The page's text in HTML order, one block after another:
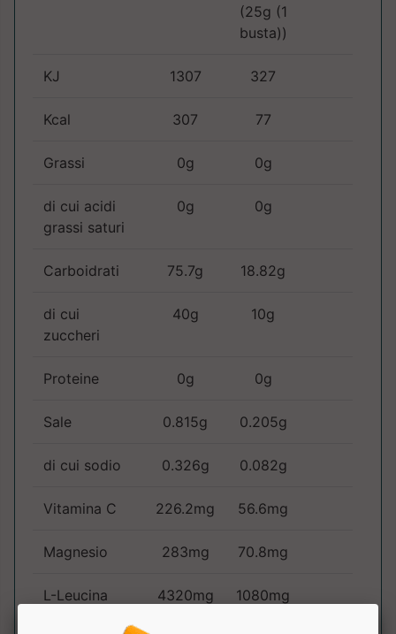
(25g (1
busta))
KJ 1307 327
Kcal 307 77
Grassi 0g 0g
di cui acidi
grassi saturi
0g 0g
Carboidrati 75.7g 18.82g
di cui
zuccheri
40g 10g
Proteine 0g 0g
Sale 0.815g 0.205g
di cui sodio 0.326g 0.082g
Vitamina C 226.2mg 56.6mg
Magnesio 283mg 70.8mg
L-Leucina 4320mg 1080mg